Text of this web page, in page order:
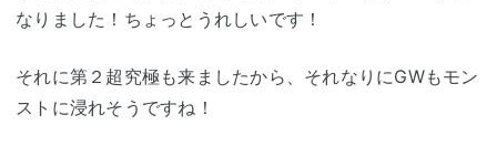
なりました！ちょっとうれしいです！
それに第２超究極も来ましたから、それなりにGWもモン
ストに浸れそうですね！